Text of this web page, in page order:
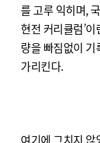
를 고루 익히며,
현전 커리큘럼’
량을 빠짐없이
가리킨다.
여기에 그치지 않